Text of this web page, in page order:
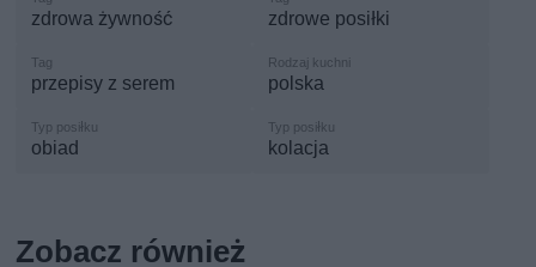
zdrowa żywność zdrowe posiłki
przepisy z serem polska
obiad kolacja
Zobacz również